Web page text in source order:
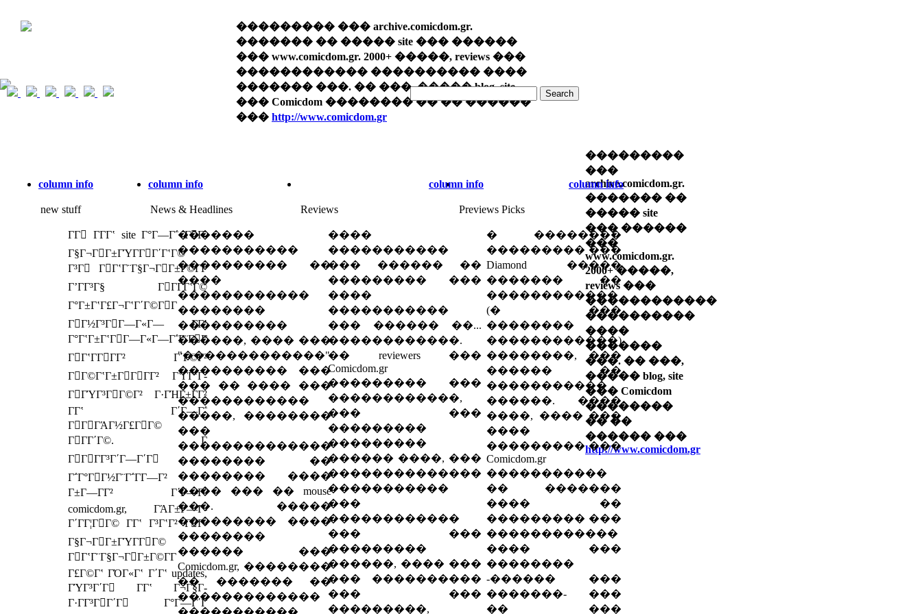
��������� ��� archive.comicdom.gr.
������� �� ����� site ��� ������
��� www.comicdom.gr. 2000+ �����, reviews ���
������������ ���������� ����
������� ���. �� ���, ����� blog, site
��� Comicdom �������� �� �� ������
��� http://www.comicdom.gr
���������
���
archive.comicdom.gr.
������� ��
����� site
��� ������
���
www.comicdom.gr.
2000+ �����,
reviews ���
������������
����������
����
�������
���. �� ���,
����� blog, site
��� Comicdom
��������
�� ��
������ ���
http://www.comicdom.gr
column info
new stuff
ΓΓ ΓΓ­Γʽ site Γ°Γ―Γ΅ ΓΓ­
Γ§Γ¬ΓΓ±ΓΎΓ­ΓΓ΄ΓʽΓ©
Γ³Γ ΓΓʽΓ¨Γ§Γ¬ΓΓ±Γ©Γ­Γ
ΓʼΓΓ³Γ§ ΓΓΓ­ΓʽΓ©
Γ°Γ±ΓʽΓ£Γ¬ΓʽΓ΄Γ©ΓΓ
ΓΓ½Γ³ΓΓ―Γ«Γ― Γ­Γʽ
Γ°ΓʽΓ±ΓʽΓΓ―Γ«Γ―Γ΅Γ¨ΓΓ
ΓΓʽΓ­ΓΓΓ² Γ΄Γ©Γ²
ΓΓ©ΓʽΓ±ΓΓΓΓ² ΓʽΓ­ΓʽΓ­
ΓΓΎΓ³ΓΓ©Γ² Γ·ΓΉΓ±ΓΓ²
Γ­Γʽ Γ΄Γ―Γ΅
ΓΓΓΆΓ½Γ£ΓΓ©
ΓΓΓ΄Γ©. Γ
ΓΓΓΓ³Γ΄Γ―Γ΄Γ
Γ΅Γ°ΓΓ½Γ¨Γ΅Γ­Γ―Γ²
Γ±Γ―ΓΓ² Γ΄Γ―Γ΅
comicdom.gr, ΓΆΓ±Γ―Γ­
Γ΄ΓΓ¦ΓΓ© Γ­Γʽ Γ³ΓʽΓ² ΓΓ­
Γ§Γ¬ΓΓ±ΓΎΓ­ΓΓ©
ΓΓʽΓ¨Γ§Γ¬ΓΓ±Γ©Γ­Γ
Γ£Γ©Γʽ ΓΌΓ«Γʽ Γ΄Γʽ updates,
ΓΎΓ³Γ΄Γ Γ­Γʽ Γ¬Γ§Γ­
Γ·ΓΓ³ΓΓ΄Γ Γ°Γ―Γ΄Γ
column info
News & Headlines
�������
�����������
���������� ��
����
������������
��������
����������
������, ���� ���
"�������������"
���������� ���
��� �� ���� ���
������������
�����, ��������
���
��������������
�������� ��
�������� ����
���� ��� �� mouse
���. �����
��������� ����
��������
������ ���
Comicdom.gr, ��������
�� ������� ��
�������������
�����������
column info
Reviews
����
�����������
��� ������ ��
��������� ���
����
�����������
��� ������ ��...
������������.
�� reviewers ���
Comicdom.gr
��������� ���
������������,
��� ���
���������
���������
������ ����, ���
��������������
�����������
���
������������
��� ���
���������
������, ���� ���
��� ����������
��� ���
���������,
column info
Previews Picks
� ��������
��������� ���
Diamond �����
������� ��
������������
(� ���
��������
������������)
��������, ���
������ ��
�����������
������. ����
����, ���� ���
����
��������� ���
Comicdom.gr
�����������
�� �������
���� ��
��������� ���
������������
���� ���
��������
-������ ���
�������- ���
�� ���